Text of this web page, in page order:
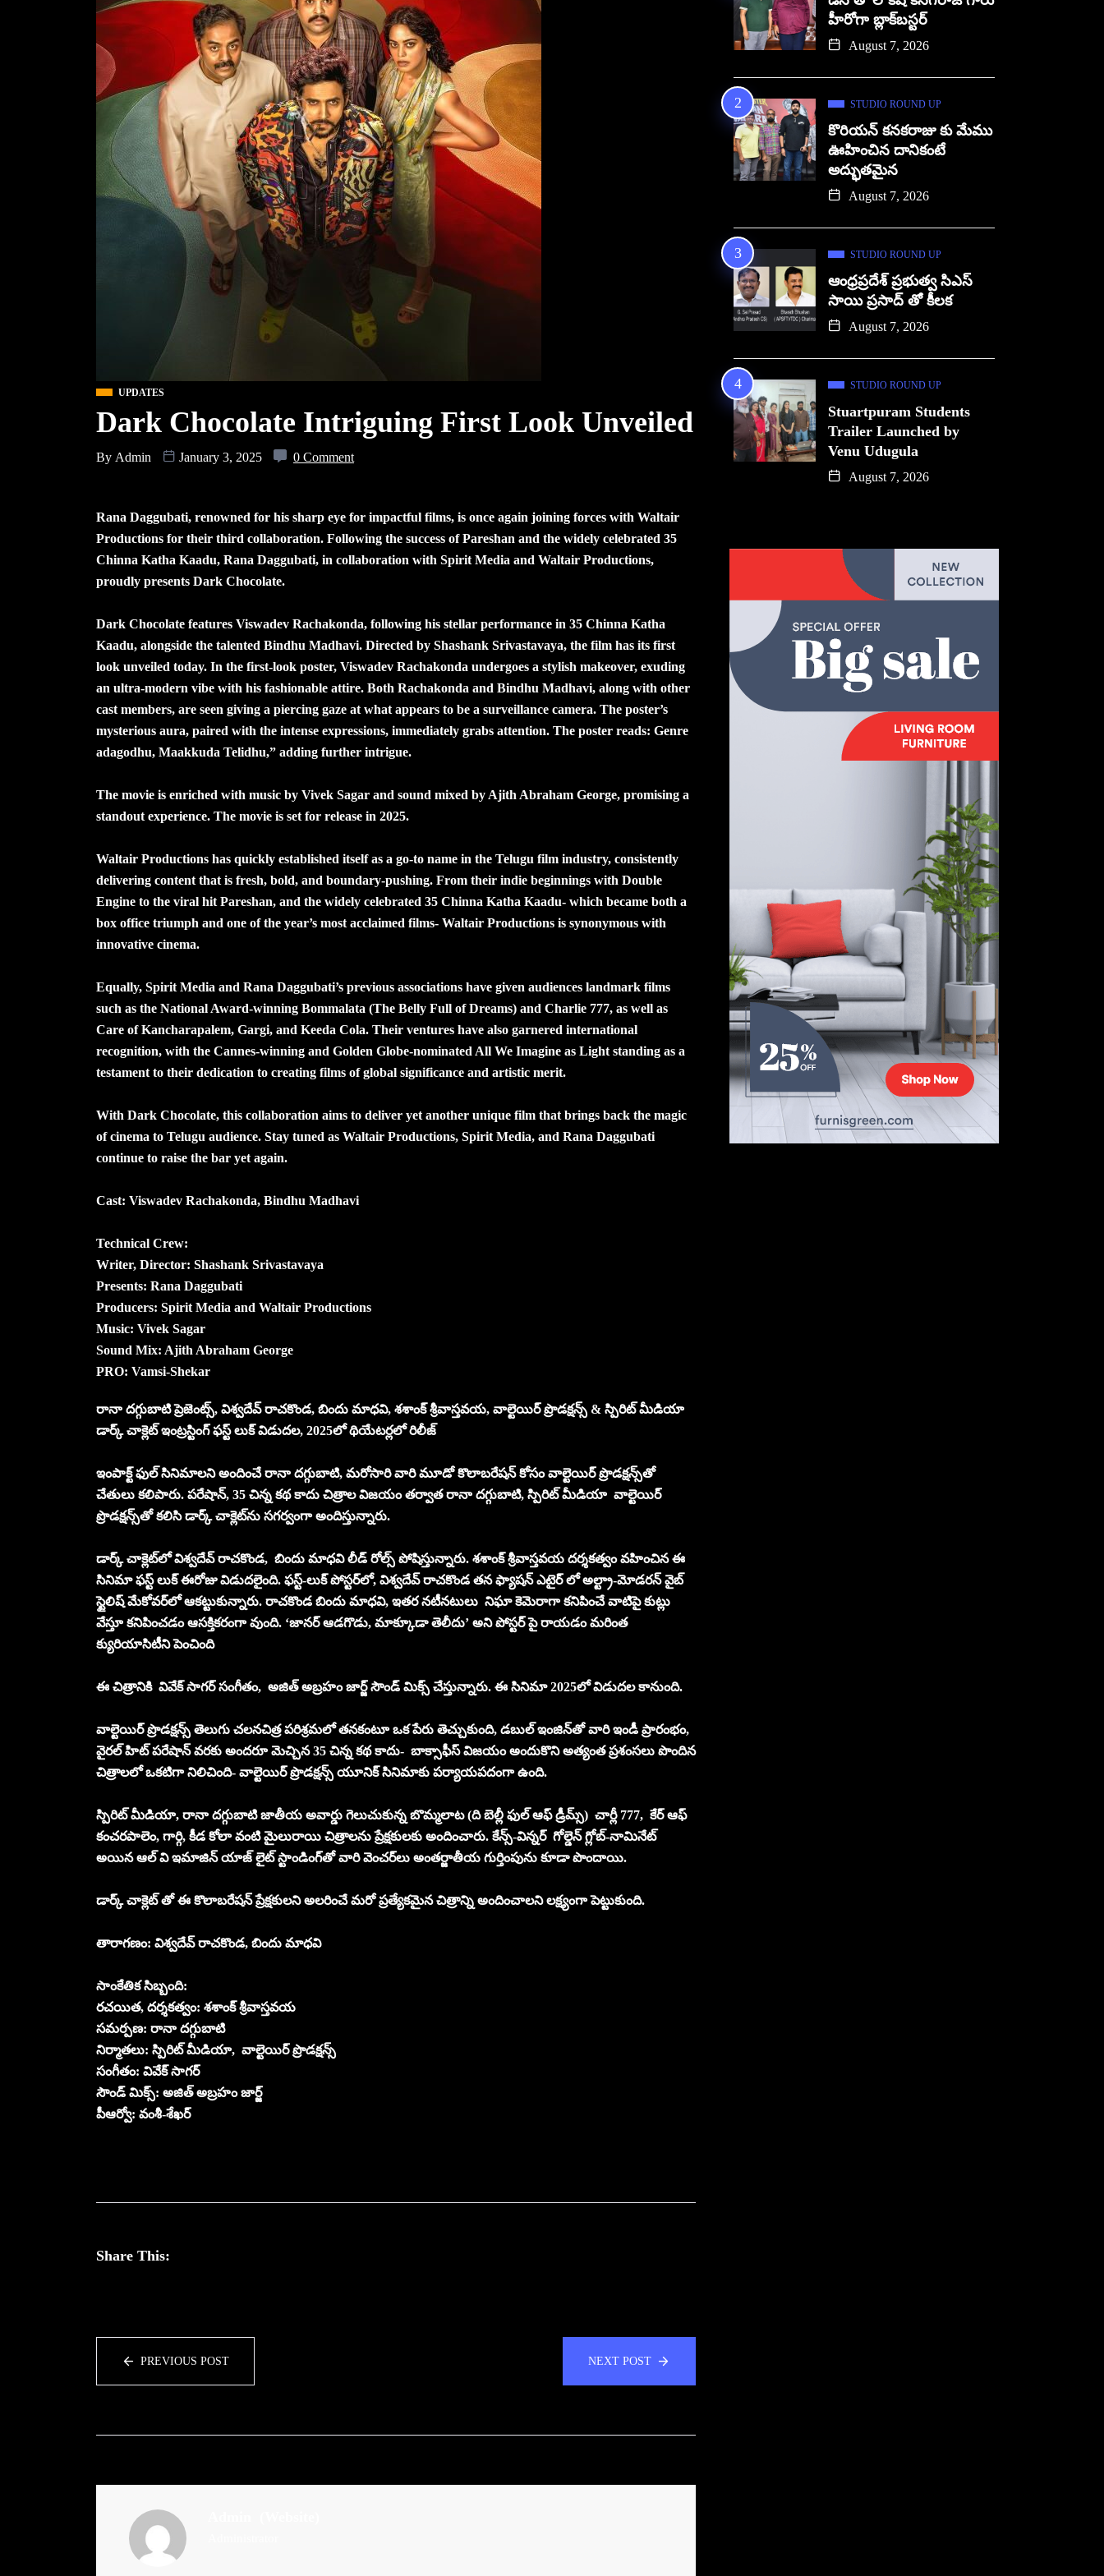
UPDATES
Dark Chocolate Intriguing First Look Unveiled
By Admin January 3, 2025 0 Comment
Rana Daggubati, renowned for his sharp eye for impactful films, is once again joining forces with Waltair
Productions for their third collaboration. Following the success of Pareshan and the widely celebrated 35
Chinna Katha Kaadu, Rana Daggubati, in collaboration with Spirit Media and Waltair Productions,
proudly presents Dark Chocolate.
Dark Chocolate features Viswadev Rachakonda, following his stellar performance in 35 Chinna Katha
Kaadu, alongside the talented Bindhu Madhavi. Directed by Shashank Srivastavaya, the film has its first
look unveiled today. In the first-look poster, Viswadev Rachakonda undergoes a stylish makeover, exuding
an ultra-modern vibe with his fashionable attire. Both Rachakonda and Bindhu Madhavi, along with other
cast members, are seen giving a piercing gaze at what appears to be a surveillance camera. The poster’s
mysterious aura, paired with the intense expressions, immediately grabs attention. The poster reads: Genre
adagodhu, Maakkuda Telidhu,” adding further intrigue.
The movie is enriched with music by Vivek Sagar and sound mixed by Ajith Abraham George, promising a
standout experience. The movie is set for release in 2025.
Waltair Productions has quickly established itself as a go-to name in the Telugu film industry, consistently
delivering content that is fresh, bold, and boundary-pushing. From their indie beginnings with Double
Engine to the viral hit Pareshan, and the widely celebrated 35 Chinna Katha Kaadu- which became both a
box office triumph and one of the year’s most acclaimed films- Waltair Productions is synonymous with
innovative cinema.
Equally, Spirit Media and Rana Daggubati’s previous associations have given audiences landmark films
such as the National Award-winning Bommalata (The Belly Full of Dreams) and Charlie 777, as well as
Care of Kancharapalem, Gargi, and Keeda Cola. Their ventures have also garnered international
recognition, with the Cannes-winning and Golden Globe-nominated All We Imagine as Light standing as a
testament to their dedication to creating films of global significance and artistic merit.
With Dark Chocolate, this collaboration aims to deliver yet another unique film that brings back the magic
of cinema to Telugu audience. Stay tuned as Waltair Productions, Spirit Media, and Rana Daggubati
continue to raise the bar yet again.
Cast: Viswadev Rachakonda, Bindhu Madhavi
Technical Crew:
Writer, Director: Shashank Srivastavaya
Presents: Rana Daggubati
Producers: Spirit Media and Waltair Productions
Music: Vivek Sagar
Sound Mix: Ajith Abraham George
PRO: Vamsi-Shekar
రానా దగ్గుబాటి ప్రెజెంట్స్, విశ్వదేవ్ రాచకొండ, బిందు మాధవి, శశాంక్ శ్రీవాస్తవయ, వాల్టెయిర్ ప్రొడక్షన్స్ & స్పిరిట్ మీడియా
డార్క్ చాక్లెట్ ఇంట్రస్టింగ్ ఫస్ట్ లుక్ విడుదల, 2025లో థియేటర్లలో రిలీజ్
ఇంపాక్ట్ ఫుల్ సినిమాలని అందించే రానా దగ్గుబాటి, మరోసారి వారి మూడో కొలాబరేషన్ కోసం వాల్టెయిర్ ప్రొడక్షన్స్‌తో
చేతులు కలిపారు. పరేషాన్, 35 చిన్న కథ కాదు చిత్రాల విజయం తర్వాత రానా దగ్గుబాటి, స్పిరిట్ మీడియా వాల్టెయిర్
ప్రొడక్షన్స్‌తో కలిసి డార్క్ చాక్లెట్‌ను సగర్వంగా అందిస్తున్నారు.
డార్క్ చాక్లెట్‌లో విశ్వదేవ్ రాచకొండ, బిందు మాధవి లీడ్ రోల్స్ పోషిస్తున్నారు. శశాంక్ శ్రీవాస్తవయ దర్శకత్వం వహించిన ఈ
సినిమా ఫస్ట్ లుక్ ఈరోజు విడుదలైంది. ఫస్ట్-లుక్ పోస్టర్‌లో, విశ్వదేవ్ రాచకొండ తన ఫ్యాషన్ ఎటైర్ లో అల్ట్రా-మోడరన్ వైబ్‌
స్టైలిష్ మేకోవర్‌లో ఆకట్టుకున్నారు. రాచకొండ బిందు మాధవి, ఇతర నటీనటులు నిఘా కెమెరాగా కనిపించే వాటిపై కుట్లు
వేస్తూ కనిపించడం ఆసక్తికరంగా వుంది. ‘జానర్ ఆడగొడు, మాక్కూడా తెలీదు’ అని పోస్టర్ పై రాయడం మరింత
క్యురియాసిటీని పెంచింది
ఈ చిత్రానికి వివేక్ సాగర్ సంగీతం, అజిత్ అబ్రహం జార్జ్ సౌండ్ మిక్స్‌ చేస్తున్నారు. ఈ సినిమా 2025లో విడుదల కానుంది.
వాల్టెయిర్ ప్రొడక్షన్స్ తెలుగు చలనచిత్ర పరిశ్రమలో తనకంటూ ఒక పేరు తెచ్చుకుంది, డబుల్ ఇంజిన్‌తో వారి ఇండీ ప్రారంభం,
వైరల్ హిట్ పరేషాన్ వరకు అందరూ మెచ్చిన 35 చిన్న కథ కాదు- బాక్సాఫీస్ విజయం అందుకొని అత్యంత ప్రశంసలు పొందిన
చిత్రాలలో ఒకటిగా నిలిచింది- వాల్టెయిర్ ప్రొడక్షన్స్ యూనిక్ సినిమాకు పర్యాయపదంగా ఉంది.
స్పిరిట్ మీడియా, రానా దగ్గుబాటి జాతీయ అవార్డు గెలుచుకున్న బొమ్మలాట (ది బెల్లీ ఫుల్ ఆఫ్ డ్రీమ్స్) చార్లీ 777, కేర్ ఆఫ్
కంచరపాలెం, గార్గి, కీడ కోలా వంటి మైలురాయి చిత్రాలను ప్రేక్షకులకు అందించారు. కేన్స్-విన్నర్ గోల్డెన్ గ్లోబ్-నామినేట్
అయిన ఆల్ వి ఇమాజిన్ యాజ్ లైట్ స్టాండింగ్‌తో వారి వెంచర్‌లు అంతర్జాతీయ గుర్తింపును కూడా పొందాయి.
డార్క్ చాక్లెట్‌ తో ఈ కొలాబరేషన్ ప్రేక్షకులని అలరించే మరో ప్రత్యేకమైన చిత్రాన్ని అందించాలని లక్ష్యంగా పెట్టుకుంది.
తారాగణం: విశ్వదేవ్ రాచకొండ, బిందు మాధవి
సాంకేతిక సిబ్బంది:
రచయిత, దర్శకత్వం: శశాంక్ శ్రీవాస్తవయ
సమర్పణ: రానా దగ్గుబాటి
నిర్మాతలు: స్పిరిట్ మీడియా, వాల్టెయిర్ ప్రొడక్షన్స్
సంగీతం: వివేక్ సాగర్
సౌండ్ మిక్స్: అజిత్ అబ్రహం జార్జ్
పీఆర్వో: వంశీ-శేఖర్
Share This:
PREVIOUS POST NEXT POST
హీరోగా బ్లాక్‌బస్టర్
August 7, 2026
STUDIO ROUND UP
కొరియన్ కనకరాజు కు మేము
ఊహించిన దానికంటే
అద్భుతమైన
August 7, 2026
STUDIO ROUND UP
ఆంధ్రప్రదేశ్ ప్రభుత్వ సిఎస్
సాయి ప్రసాద్ తో కీలక
August 7, 2026
STUDIO ROUND UP
Stuartpuram Students
Trailer Launched by
Venu Udugula
August 7, 2026